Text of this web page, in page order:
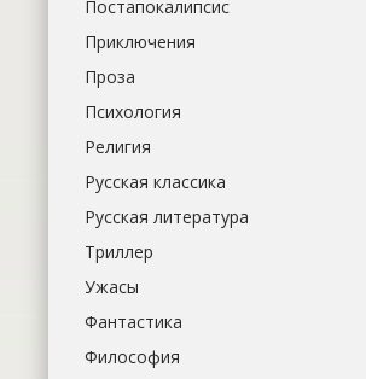
Постапокалипсис
Приключения
Проза
Психология
Религия
Русская классика
Русская литература
Триллер
Ужасы
Фантастика
Философия